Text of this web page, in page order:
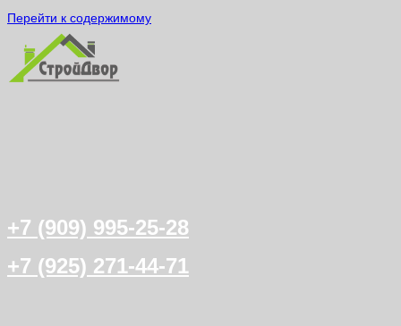
Перейти к содержимому
+7 (909) 995-25-28
+7 (925) 271-44-71